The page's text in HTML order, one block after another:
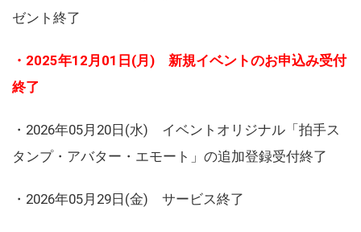
ゼント終了
・2025年12月01日(月) 新規イベントのお申込み受付
終了
・2026年05月20日(水) イベントオリジナル「拍手ス
タンプ・アバター・エモート」の追加登録受付終了
・2026年05月29日(金) サービス終了